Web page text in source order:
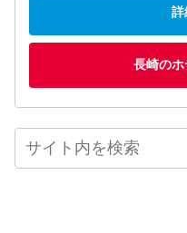
詳
長崎のホ